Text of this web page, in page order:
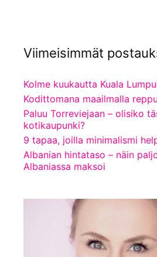
Viimeisimmät
Kolme kuukautta Kuala
Kodittomana maailmalla
Paluu Torreviejaan – olisiko
kotikaupunki?
9 tapaa, joilla minimalismi
Albanian hintataso – näin
Albaniassa maksoi